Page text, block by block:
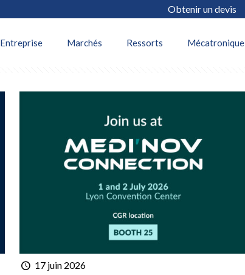
Obtenir un devis
Entreprise Marchés Ressorts Mécatronique
17 juin 2026